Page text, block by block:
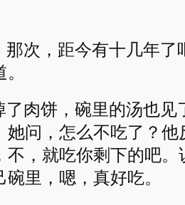
次，距今有十几年了
肉饼，碗里的汤也见
她问，怎么不吃了？
不，就吃你剩下的吧
里，嗯，真好吃。